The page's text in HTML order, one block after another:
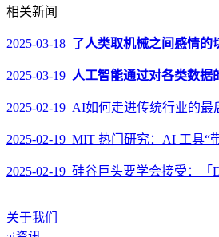
相关新闻
2025-03-18 了人类取机械之间感情的
2025-03-19 人工智能通过对各类数据
2025-02-19 AI如何走进传统行业的最
2025-02-19 MIT 热门研究：AI 工具“
2025-02-19 硅谷巨头要学会接受：「
关于我们